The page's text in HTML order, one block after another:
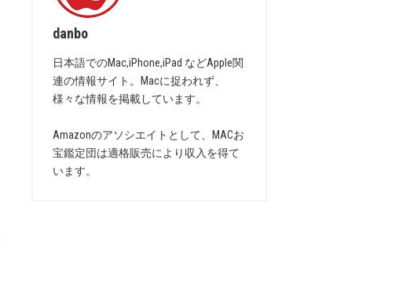
danbo
日本語でのMac,iPhone,iPad などApple関
連の情報サイト。Macに捉われず、
様々な情報を掲載しています。
Amazonのアソシエイトとして、MACお
宝鑑定団は適格販売により収入を得て
います。